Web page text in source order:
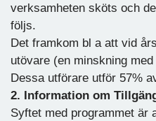
verksamheten sköts och
följs.
Det framkom bl a att vid
utövare (en minskning med
Dessa utförare utför 57%
2. Information om
Syftet med programmet är